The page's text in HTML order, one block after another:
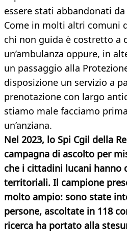
essere stati abbandonati
Come in molti altri comuni
chi non guida è costretto a
un’ambulanza oppure, in
un passaggio alla
disposizione un servizio a
prenotazione con largo
stiamo male facciamo
un’anziana.
Nel 2023, lo Spi Cgil della
campagna di ascolto per
che i cittadini lucani hanno
territoriali. Il campione
molto ampio: sono state
persone, ascoltate in 118
ricerca ha portato alla